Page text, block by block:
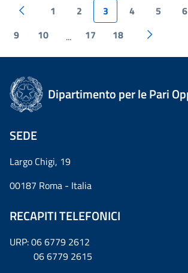
1 2 3 4 5 6
9
10 ... 17 18
Dipartimento per le Pari
SEDE
Largo Chigi, 19
00187 Roma - Italia
RECAPITI TELEFONICI
URP: 06 6779 2612
06 6779 2615